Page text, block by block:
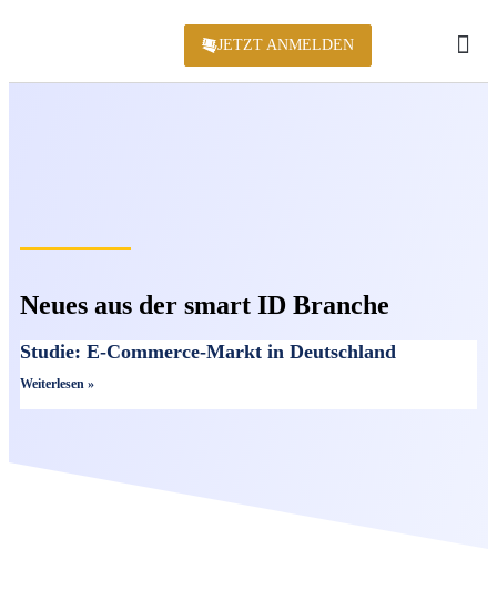
JETZT ANMELDEN
Neues aus der smart ID Branche
Studie: E-Commerce-Markt in Deutschland
Weiterlesen »